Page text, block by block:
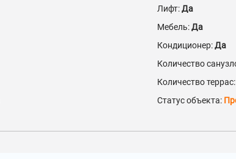
Лифт:Да
Мебель:Да
Кондиционер:Да
Количество
Количество террас:
Статус объекта: